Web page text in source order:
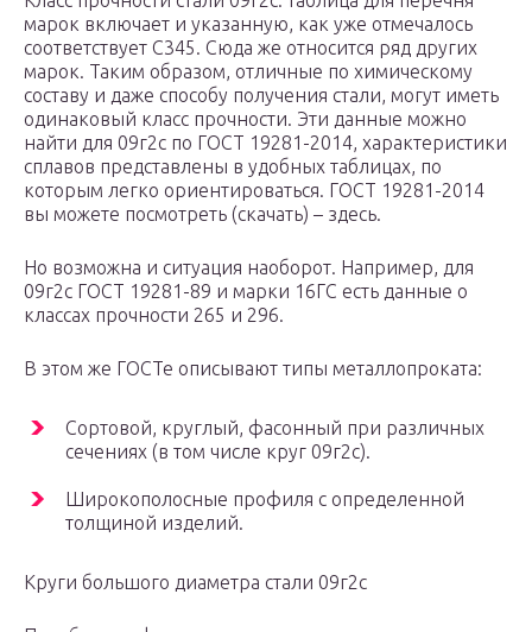
марок включает и указанную, как уже отмечалось
соответствует С345. Сюда же относится ряд других
марок. Таким образом, отличные по химическому
составу и даже способу получения стали, могут иметь
одинаковый класс прочности. Эти данные можно
найти для 09г2с по ГОСТ 19281-2014, характеристики
сплавов представлены в удобных таблицах, по
которым легко ориентироваться. ГОСТ 19281-2014
вы можете посмотреть (скачать) – здесь.
Но возможна и ситуация наоборот. Например, для
09г2с ГОСТ 19281-89 и марки 16ГС есть данные о
классах прочности 265 и 296.
В этом же ГОСТе описывают типы металлопроката:
Сортовой, круглый, фасонный при различных
сечениях (в том числе круг 09г2с).
Широкополосные профиля с определенной
толщиной изделий.
Круги большого диаметра стали 09г2с